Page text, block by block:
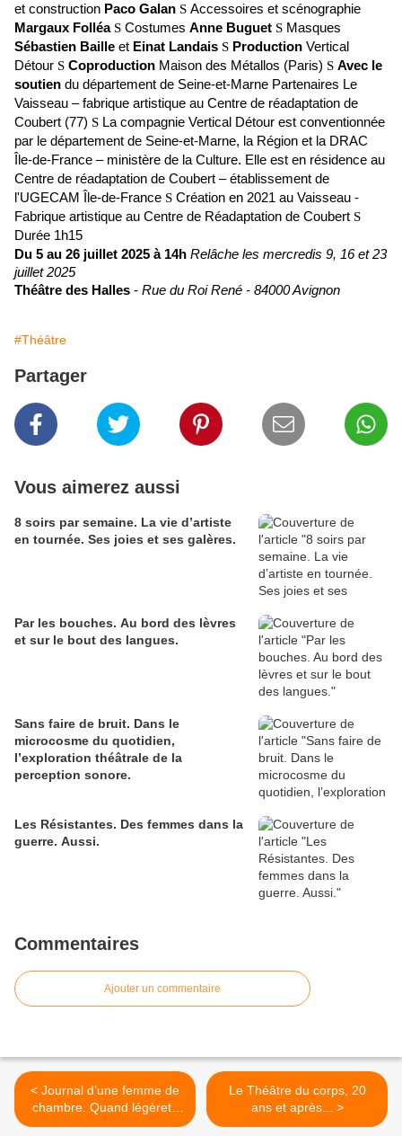
et construction Paco Galan S Accessoires et scénographie
Margaux Folléa S Costumes Anne Buguet S Masques
Sébastien Baille et Einat Landais S Production Vertical
Détour S Coproduction Maison des Métallos (Paris) S Avec le
soutien du département de Seine-et-Marne Partenaires Le
Vaisseau – fabrique artistique au Centre de réadaptation de
Coubert (77) S La compagnie Vertical Détour est conventionnée
par le département de Seine-et-Marne, la Région et la DRAC
Île-de-France – ministère de la Culture. Elle est en résidence au
Centre de réadaptation de Coubert – établissement de
l'UGECAM Île-de-France S Création en 2021 au Vaisseau -
Fabrique artistique au Centre de Réadaptation de Coubert S
Durée 1h15
Du 5 au 26 juillet 2025 à 14h Relâche les mercredis 9, 16 et 23
juillet 2025
Théâtre des Halles - Rue du Roi René - 84000 Avignon
#Théâtre
Partager
Vous aimerez aussi
8 soirs par semaine. La vie d’artiste
en tournée. Ses joies et ses galères.
Par les bouches. Au bord des lèvres
et sur le bout des langues.
Sans faire de bruit. Dans le
microcosme du quotidien,
l’exploration théâtrale de la
perception sonore.
Les Résistantes. Des femmes dans la
guerre. Aussi.
Commentaires
Ajouter un commentaire
< Journal d’une femme de
chambre. Quand légèreté
et gaudriole de façade
Le Théâtre du corps, 20
ans et après... >